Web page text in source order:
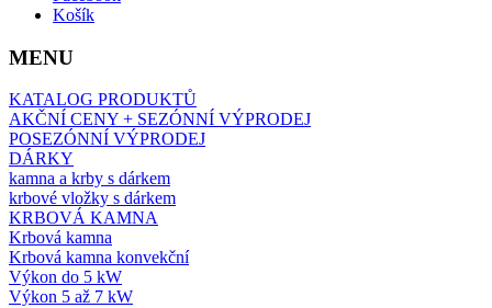
Košík
MENU
KATALOG PRODUKTŮ
AKČNÍ CENY + SEZÓNNÍ VÝPRODEJ
POSEZÓNNÍ VÝPRODEJ
DÁRKY
kamna a krby s dárkem
krbové vložky s dárkem
KRBOVÁ KAMNA
Krbová kamna
Krbová kamna konvekční
Výkon do 5 kW
Výkon 5 až 7 kW